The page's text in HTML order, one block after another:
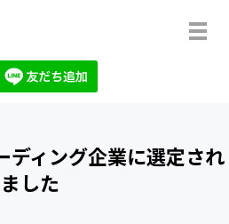
ディング企業に選定され
ました